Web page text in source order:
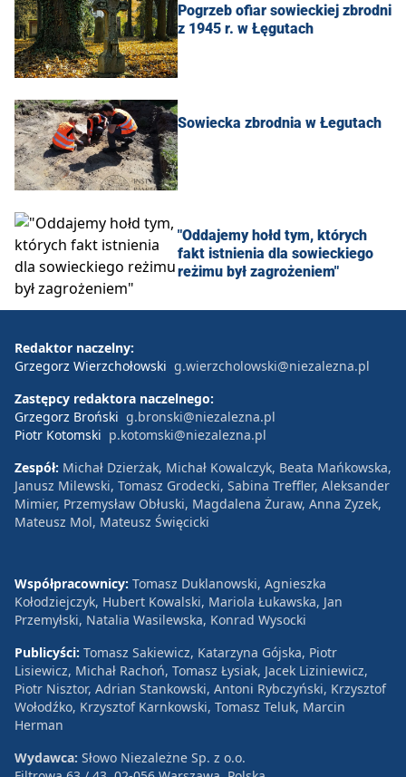
Pogrzeb ofiar sowieckiej zbrodni
z 1945 r. w Łęgutach
Sowiecka zbrodnia w Łegutach
"Oddajemy hołd tym, których
fakt istnienia dla sowieckiego
reżimu był zagrożeniem"
Redaktor naczelny:
Grzegorz Wierzchołowski g.wierzcholowski@niezalezna.pl
Zastępcy redaktora naczelnego:
Grzegorz Broński g.bronski@niezalezna.pl
Piotr Kotomski p.kotomski@niezalezna.pl
Zespół: Michał Dzierżak, Michał Kowalczyk, Beata Mańkowska,
Janusz Milewski, Tomasz Grodecki, Sabina Treffler, Aleksander
Mimier, Przemysław Obłuski, Magdalena Żuraw, Anna Zyzek,
Mateusz Mol, Mateusz Święcicki
Współpracownicy: Tomasz Duklanowski, Agnieszka
Kołodziejczyk, Hubert Kowalski, Mariola Łukawska, Jan
Przemyłski, Natalia Wasilewska, Konrad Wysocki
Publicyści: Tomasz Sakiewicz, Katarzyna Gójska, Piotr
Lisiewicz, Michał Rachoń, Tomasz Łysiak, Jacek Liziniewicz,
Piotr Nisztor, Adrian Stankowski, Antoni Rybczyński, Krzysztof
Wołodźko, Krzysztof Karnkowski, Tomasz Teluk, Marcin
Herman
Wydawca: Słowo Niezależne Sp. z o.o.